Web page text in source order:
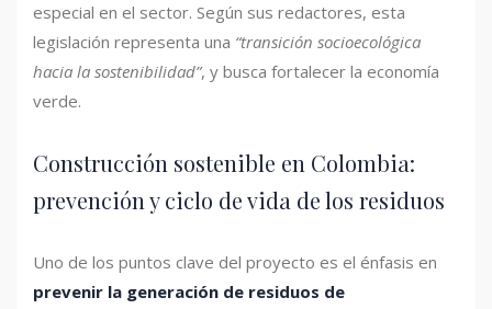
especial en el sector. Según sus redactores, esta
legislación representa una “transición socioecológica
hacia la sostenibilidad”, y busca fortalecer la economía
verde.
Construcción sostenible en Colombia:
prevención y ciclo de vida de los residuos
Uno de los puntos clave del proyecto es el énfasis en
prevenir la generación de residuos de